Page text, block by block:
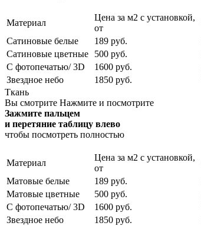
Материал
Цена за м2 с установкой,
от
Сатиновые белые
189 руб.
Сатиновые цветные
500 руб.
С фотопечатью/ 3D
1600 руб.
Звездное небо
1850 руб.
Ткань
Вы смотрите Нажмите и посмотрите
Зажмите пальцем
и перетяние таблицу влево
чтобы посмотреть полностью
Материал
Цена за м2 с установкой,
от
Матовые белые
189 руб.
Матовые цветные
500 руб.
С фотопечатью/ 3D
1600 руб.
Звездное небо
1850 руб.